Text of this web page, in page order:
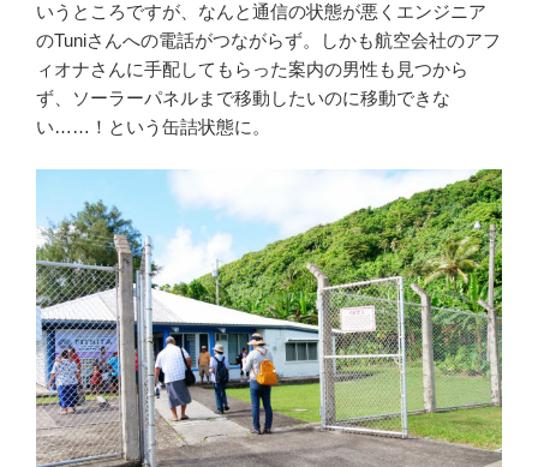
いうところですが、なんと通信の状態が悪くエンジニア
のTuniさんへの電話がつながらず。しかも航空会社のアフ
ィオナさんに手配してもらった案内の男性も見つから
ず、ソーラーパネルまで移動したいのに移動できな
い……！という缶詰状態に。